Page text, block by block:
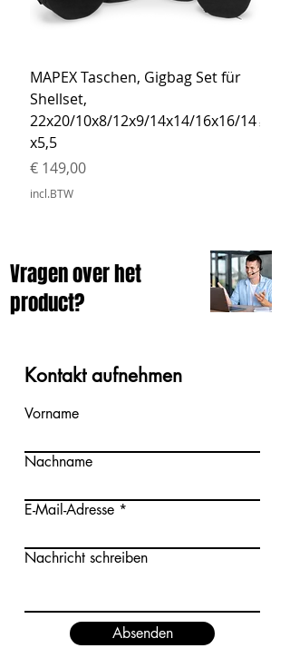
MAPEX Taschen, Gigbag Set für
Shellset,
22x20/10x8/12x9/14x14/16x16/14
x5,5
Prijs
€ 149,00
incl.BTW
Prijs
€
Vragen over het
product?
Kontakt aufnehmen
Vorname
Nachname
E-Mail-Adresse
Nachricht schreiben
Absenden